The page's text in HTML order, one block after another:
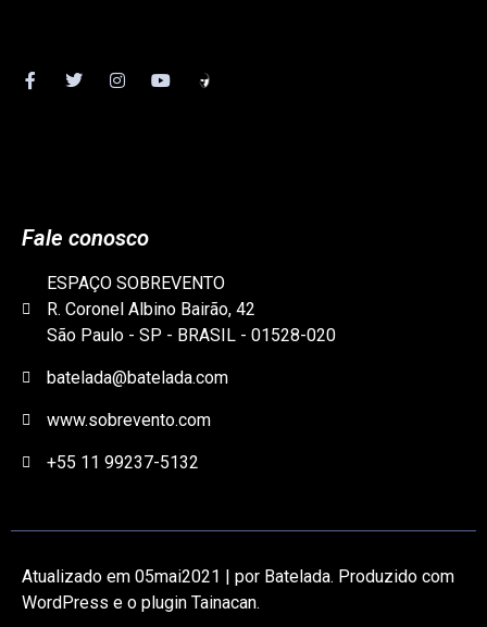
Fale conosco
ESPAÇO SOBREVENTO
R. Coronel Albino Bairão, 42
São Paulo - SP - BRASIL - 01528-020
batelada@batelada.com
www.sobrevento.com
+55 11 99237-5132
Atualizado em 05mai2021 | por Batelada. Produzido com
WordPress e o plugin Tainacan.